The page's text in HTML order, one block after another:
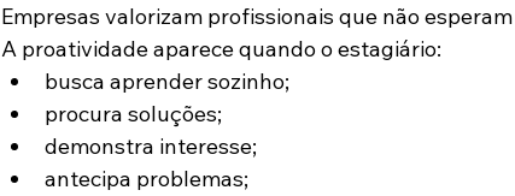
Empresas valorizam profissionais que não
A proatividade aparece quando o estagiário:
busca aprender sozinho;
procura soluções;
demonstra interesse;
antecipa problemas;